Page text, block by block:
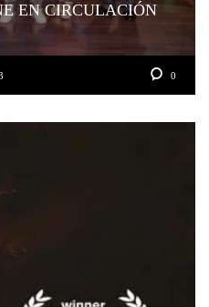
EN CIRCULACIÓN
0